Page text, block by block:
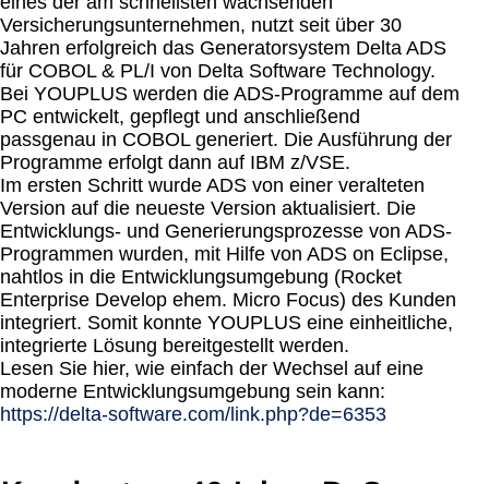
Versicherungsunternehmen, nutzt seit über 30
Jahren erfolgreich das Generatorsystem Delta ADS
für COBOL & PL/I von Delta Software Technology.
Bei YOUPLUS werden die ADS-Programme auf dem
PC entwickelt, gepflegt und anschließend
passgenau in COBOL generiert. Die Ausführung der
Programme erfolgt dann auf IBM z/VSE.
Im ersten Schritt wurde ADS von einer veralteten
Version auf die neueste Version aktualisiert. Die
Entwicklungs- und Generierungsprozesse von ADS-
Programmen wurden, mit Hilfe von ADS on Eclipse,
nahtlos in die Entwicklungsumgebung (Rocket
Enterprise Develop ehem. Micro Focus) des Kunden
integriert. Somit konnte YOUPLUS eine einheitliche,
integrierte Lösung bereitgestellt werden.
Lesen Sie hier, wie einfach der Wechsel auf eine
moderne Entwicklungsumgebung sein kann:
https://delta-software.com/link.php?de=6353